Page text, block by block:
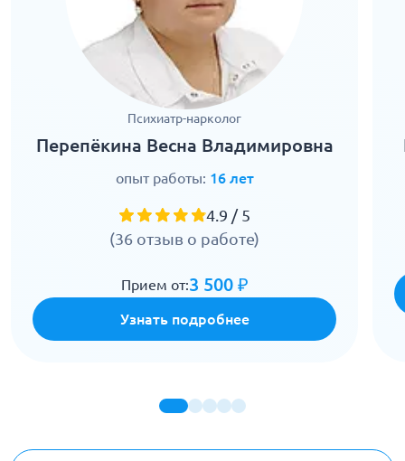
Психиатр-нарколог
Перепёкина Весна Владимировна
опыт работы: 16 лет
4.9 / 5
(36 отзыв о работе)
Прием от:3 500 ₽
Узнать подробнее